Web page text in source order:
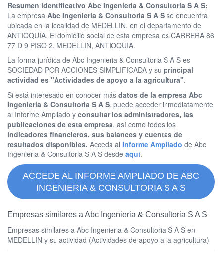
Resumen identificativo Abc Ingenieria & Consultoria S A S:
La empresa Abc Ingenieria & Consultoria S A S se encuentra
ubicada en la localidad de MEDELLIN, en el departamento de
ANTIOQUIA. El domicilio social de esta empresa es CARRERA 86
77 D 9 PISO 2, MEDELLIN, ANTIOQUIA.
La forma jurídica de Abc Ingenieria & Consultoria S A S es
SOCIEDAD POR ACCIONES SIMPLIFICADA y su principal
actividad es "Actividades de apoyo a la agricultura".
Si está interesado en conocer más datos de la empresa Abc
Ingenieria & Consultoria S A S, puede acceder inmediatamente
al Informe Ampliado y consultar los administradores, las
publicaciones de esta empresa, así como todos los
indicadores financieros, sus balances y cuentas de
resultados disponibles. Acceda al Informe Ampliado de Abc
Ingenieria & Consultoria S A S desde aquí.
ACCEDE AL INFORME AMPLIADO DE ABC
INGENIERIA & CONSULTORIA S A S
Empresas similares a Abc Ingenieria & Consultoria S A S
Empresas similares a Abc Ingenieria & Consultoria S A S en
MEDELLIN y su actividad (Actividades de apoyo a la agricultura)